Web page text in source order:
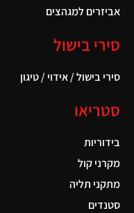
אביזרים למגהצים
סירי בישול
סירי בישול / אידוי / טיגון
סטריאו
בידוריות
מקרני קול
מתקני תליה
סטנדים